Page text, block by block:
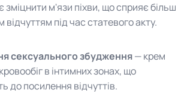
зміцнити м'язи піхви, що сприяє більш
відчуттям під час статевого акту.
сексуального збудження— крем
в інтимних зонах, що
до посилення відчуттів.